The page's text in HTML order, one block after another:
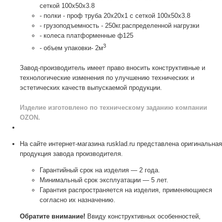
сеткой 100х50х3.8
- полки - проф труба 20х20х1 с сеткой 100х50х3.8
- грузоподъемность - 250кг.распределенной нагрузки
- колеса платформенные ф125
- объем упаковки- 2м3
Завод-производитель имеет право вносить конструктивные и
технологические изменения по улучшению технических и
эстетических качеств выпускаемой продукции.
Изделие изготовлено по техническому заданию компании
OZON.
На сайте интернет-магазина rusklad.ru представлена оригинальная
продукция завода производителя.
Гарантийный срок на изделия — 2 года.
Минимальный срок эксплуатации — 5 лет.
Гарантия распространяется на изделия, применяющиеся
согласно их назначению.
Обратите внимание! Ввиду конструктивных особенностей,